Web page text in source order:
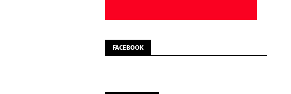
FACEBOOK